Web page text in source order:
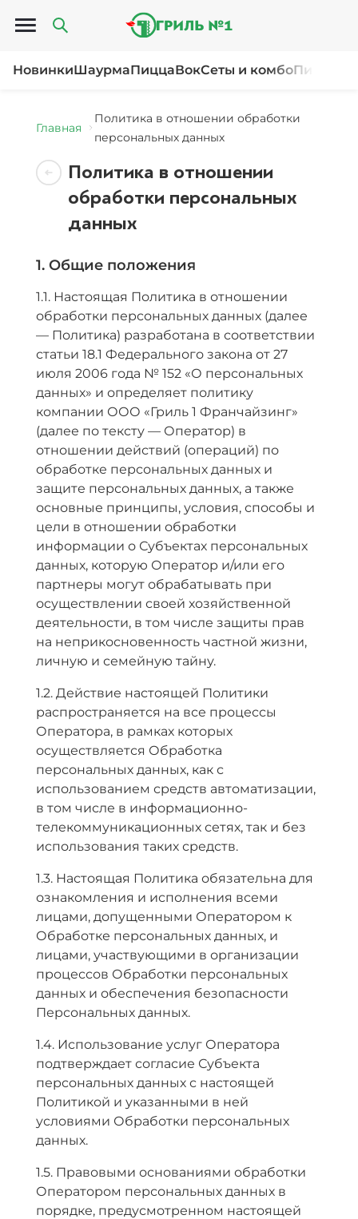
Открыть меню
НовинкиШаурмаПиццаВокСеты и комбоПироги
Главная
Политика в отношении обработки
персональных данных
Политика в отношении
обработки персональных
данных
1. Общие положения
1.1. Настоящая Политика в отношении
обработки персональных данных (далее
— Политика) разработана в соответствии
статьи 18.1 Федерального закона от 27
июля 2006 года № 152 «О персональных
данных» и определяет политику
компании ООО «Гриль 1 Франчайзинг»
(далее по тексту — Оператор) в
отношении действий (операций) по
обработке персональных данных и
защите персональных данных, а также
основные принципы, условия, способы и
цели в отношении обработки
информации о Субъектах персональных
данных, которую Оператор и/или его
партнеры могут обрабатывать при
осуществлении своей хозяйственной
деятельности, в том числе защиты прав
на неприкосновенность частной жизни,
личную и семейную тайну.
1.2. Действие настоящей Политики
распространяется на все процессы
Оператора, в рамках которых
осуществляется Обработка
персональных данных, как с
использованием средств автоматизации,
в том числе в информационно-
телекоммуникационных сетях, так и без
использования таких средств.
1.3. Настоящая Политика обязательна для
ознакомления и исполнения всеми
лицами, допущенными Оператором к
Обработке персональных данных, и
лицами, участвующими в организации
процессов Обработки персональных
данных и обеспечения безопасности
Персональных данных.
1.4. Использование услуг Оператора
подтверждает согласие Субъекта
персональных данных с настоящей
Политикой и указанными в ней
условиями Обработки персональных
данных.
1.5. Правовыми основаниями обработки
Оператором персональных данных в
порядке, предусмотренном настоящей